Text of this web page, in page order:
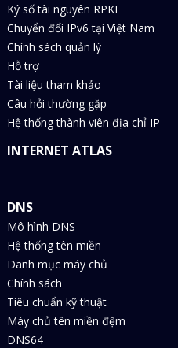
Ký số tài nguyên RPKI
Chuyển đổi IPv6 tại Việt Nam
Chính sách quản lý
Hỗ trợ
Tài liệu tham khảo
Câu hỏi thường gặp
Hệ thống thành viên địa chỉ IP
INTERNET ATLAS
DNS
Mô hình DNS
Hệ thống tên miền
Danh mục máy chủ
Chính sách
Tiêu chuẩn kỹ thuật
Máy chủ tên miền đệm
DNS64